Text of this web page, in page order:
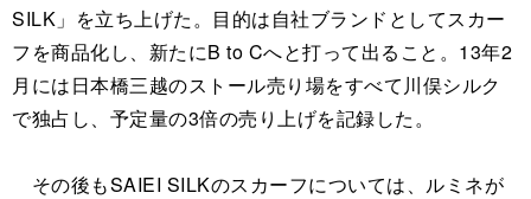
SILK」を立ち上げた。目的は自社ブランドとしてスカー
フを商品化し、新たにB to Cへと打って出ること。13年2
月には日本橋三越のストール売り場をすべて川俣シルク
で独占し、予定量の3倍の売り上げを記録した。
その後もSAIEI SILKのスカーフについては、ルミネが